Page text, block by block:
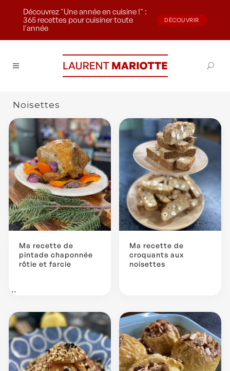
Découvrez "Une année en cuisine !" :
365 recettes pour cuisiner toute
l'année
DÉCOUVRIR
Noisettes
Ma recette de
pintade chaponnée
rôtie et farcie
...
Ma recette de
croquants aux
noisettes